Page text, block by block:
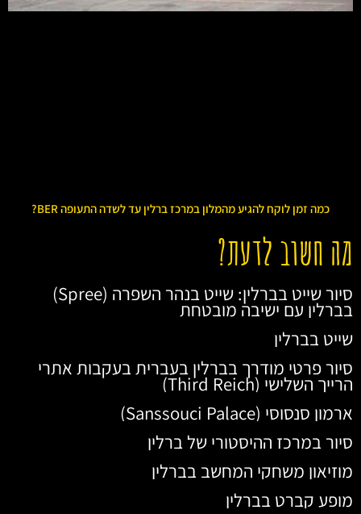
כמה זמן לוקח להגיע מהמלון במרכז ברלין עד לשדה התעופה BER?
מה חשוב לדעת?
סיור שייט בברלין: שייט בנהר השפרה (Spree)
בברלין עם ישיבה מובטחת
שייט בברלין
סיור פרטי מודרך בברלין בעברית בעקבות אתרי
הרייך השלישי (Third Reich)
ארמון סנסוסי (Sanssouci Palace)
סיור במרכז ההיסטורי של ברלין
מוזיאון משחקי המחשב בברלין
מופע קברט בברלין